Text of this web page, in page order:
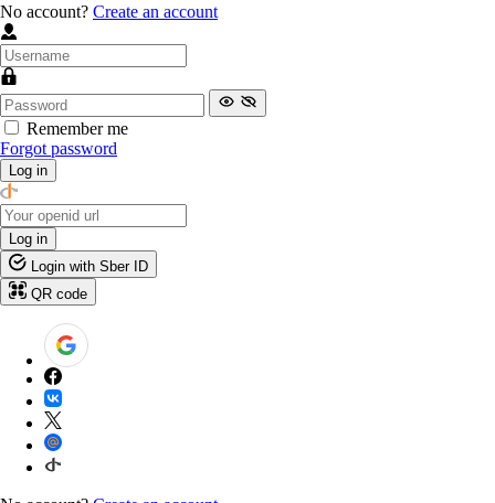
No account? Create an account
Remember me
Forgot password
Log in
Log in
Login with Sber ID
QR code